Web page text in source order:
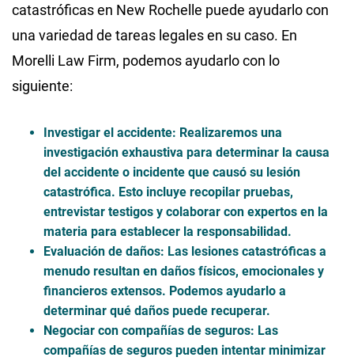
catastróficas en New Rochelle puede ayudarlo con
una variedad de tareas legales en su caso. En
Morelli Law Firm, podemos ayudarlo con lo
siguiente:
Investigar el accidente: Realizaremos una
investigación exhaustiva para determinar la causa
del accidente o incidente que causó su lesión
catastrófica. Esto incluye recopilar pruebas,
entrevistar testigos y colaborar con expertos en la
materia para establecer la responsabilidad.
Evaluación de daños: Las lesiones catastróficas a
menudo resultan en daños físicos, emocionales y
financieros extensos. Podemos ayudarlo a
determinar qué daños puede recuperar.
Negociar con compañías de seguros: Las
compañías de seguros pueden intentar minimizar